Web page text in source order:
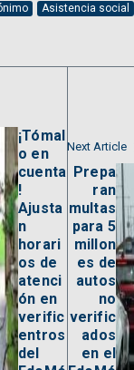
Asistencia social
¡Tómal
o en
cuenta
!
Ajusta
n
horari
os de
atenci
ón en
verific
entros
del
Next Article
Prepa
ran
multas
para 5
millon
es de
autos
no
verific
ados
en el